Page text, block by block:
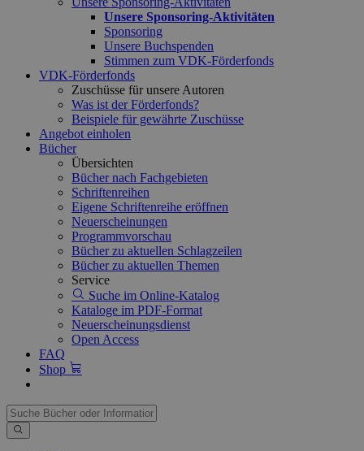
Unsere Sponsoring-Aktivitäten
Sponsoring
Unsere Buchspenden
Stimmen zum VDK-Förderfonds
VDK-Förderfonds
Zuschüsse für unsere Autoren
Was ist der Förderfonds?
Beispiele für gewährte Zuschüsse
Angebot einholen
Bücher
Übersichten
Bücher nach Fachgebieten
Schriftenreihen
Eigene Schriftenreihe eröffnen
Neuerscheinungen
Programmvorschau
Bücher zu aktuellen Schlagzeilen
Bücher zu aktuellen Themen
Service
Suche im Online-Katalog
Kataloge im PDF-Format
Neuerscheinungsdienst
Open Access
FAQ
Shop